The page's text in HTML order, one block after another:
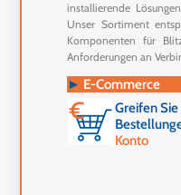
installierende
Unser Sortiment
Komponenten für
Anforderungen an
► E-Commerce
Greifen
Konto